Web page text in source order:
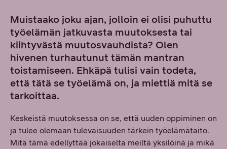
Muistaako joku ajan, jolloin ei olisi puhuttu
työelämän jatkuvasta muutoksesta tai
kiihtyvästä muutosvauhdista? Olen
hivenen turhautunut tämän mantran
toistamiseen. Ehkäpä tulisi vain todeta,
että tätä se työelämä on, ja miettiä mitä se
tarkoittaa.
Keskeistä muutoksessa on se, että uuden oppiminen on
ja tulee olemaan tulevaisuuden tärkein työelämätaito.
Mitä tämä edellyttää jokaiselta meiltä yksilöinä ja mikä